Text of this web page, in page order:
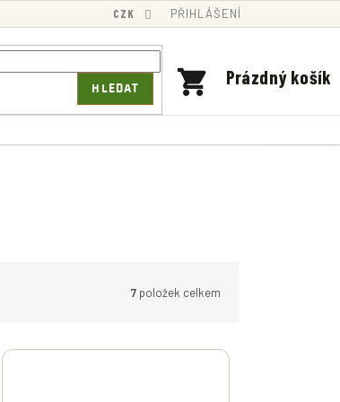
CZK PŘIHLÁŠENÍ
HLEDAT
NÁKUPNÍ
Prázdný košík
7 položek celkem